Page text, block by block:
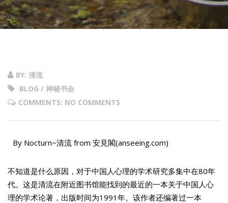
BY: 清流
BLOG / 神秘书会
COMMENTS: NO COMMENTS
By Nocturn~清流 from 安見閣(anseeing.com)
不知道是什么原因，对于中国人心理的学术研究多集中在80年
代。这是清流在附近图书馆能找到的最近的一本关于中国人心
理的学术论著，出版时间为1991年。该作者还编著过一本